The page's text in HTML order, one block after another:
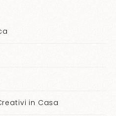
in Casa